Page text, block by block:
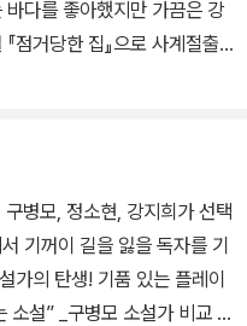
다를 좋아했지만 가끔은 강
점거당한 집』으로 사계절출
_구병모 소설가 비교 대